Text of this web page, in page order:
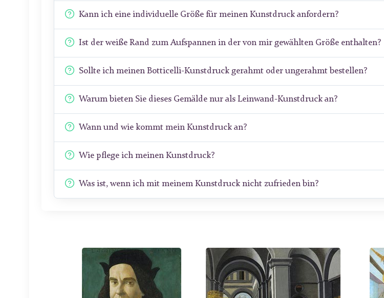
Kann ich eine individuelle Größe für meinen Kunstdruck anfordern?
Ist der weiße Rand zum Aufspannen in der von mir gewählten Größe enthalten?
Sollte ich meinen Botticelli-Kunstdruck gerahmt oder ungerahmt bestellen?
Warum bieten Sie dieses Gemälde nur als Leinwand-Kunstdruck an?
Wann und wie kommt mein Kunstdruck an?
Wie pflege ich meinen Kunstdruck?
Was ist, wenn ich mit meinem Kunstdruck nicht zufrieden bin?